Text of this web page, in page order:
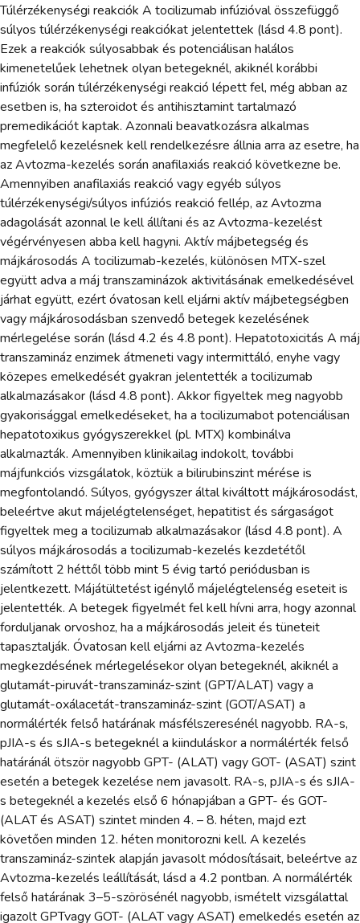
Túlérzékenységi reakciók A tocilizumab infúzióval összefüggő
súlyos túlérzékenységi reakciókat jelentettek (lásd 4.8 pont).
Ezek a reakciók súlyosabbak és potenciálisan halálos
kimenetelűek lehetnek olyan betegeknél, akiknél korábbi
infúziók során túlérzékenységi reakció lépett fel, még abban az
esetben is, ha szteroidot és antihisztamint tartalmazó
premedikációt kaptak. Azonnali beavatkozásra alkalmas
megfelelő kezelésnek kell rendelkezésre állnia arra az esetre, ha
az Avtozma-kezelés során anafilaxiás reakció következne be.
Amennyiben anafilaxiás reakció vagy egyéb súlyos
túlérzékenységi/súlyos infúziós reakció fellép, az Avtozma
adagolását azonnal le kell állítani és az Avtozma-kezelést
végérvényesen abba kell hagyni. Aktív májbetegség és
májkárosodás A tocilizumab-kezelés, különösen MTX-szel
együtt adva a máj transzaminázok aktivitásának emelkedésével
járhat együtt, ezért óvatosan kell eljárni aktív májbetegségben
vagy májkárosodásban szenvedő betegek kezelésének
mérlegelése során (lásd 4.2 és 4.8 pont). Hepatotoxicitás A máj
transzamináz enzimek átmeneti vagy intermittáló, enyhe vagy
közepes emelkedését gyakran jelentették a tocilizumab
alkalmazásakor (lásd 4.8 pont). Akkor figyeltek meg nagyobb
gyakorisággal emelkedéseket, ha a tocilizumabot potenciálisan
hepatotoxikus gyógyszerekkel (pl. MTX) kombinálva
alkalmazták. Amennyiben klinikailag indokolt, további
májfunkciós vizsgálatok, köztük a bilirubinszint mérése is
megfontolandó. Súlyos, gyógyszer által kiváltott májkárosodást,
beleértve akut májelégtelenséget, hepatitist és sárgaságot
figyeltek meg a tocilizumab alkalmazásakor (lásd 4.8 pont). A
súlyos májkárosodás a tocilizumab-kezelés kezdetétől
számított 2 héttől több mint 5 évig tartó periódusban is
jelentkezett. Májátültetést igénylő májelégtelenség eseteit is
jelentették. A betegek figyelmét fel kell hívni arra, hogy azonnal
forduljanak orvoshoz, ha a májkárosodás jeleit és tüneteit
tapasztalják. Óvatosan kell eljárni az Avtozma-kezelés
megkezdésének mérlegelésekor olyan betegeknél, akiknél a
glutamát-piruvát-transzamináz-szint (GPT/ALAT) vagy a
glutamát-oxálacetát-transzamináz-szint (GOT/ASAT) a
normálérték felső határának másfélszeresénél nagyobb. RA-s,
pJIA-s és sJIA-s betegeknél a kiinduláskor a normálérték felső
határánál ötször nagyobb GPT- (ALAT) vagy GOT- (ASAT) szint
esetén a betegek kezelése nem javasolt. RA-s, pJIA-s és sJIA-
s betegeknél a kezelés első 6 hónapjában a GPT- és GOT-
(ALAT és ASAT) szintet minden 4. – 8. héten, majd ezt
követően minden 12. héten monitorozni kell. A kezelés
transzamináz-szintek alapján javasolt módosításait, beleértve az
Avtozma-kezelés leállítását, lásd a 4.2 pontban. A normálérték
felső határának 3–5-szörösénél nagyobb, ismételt vizsgálattal
igazolt GPTvagy GOT- (ALAT vagy ASAT) emelkedés esetén az